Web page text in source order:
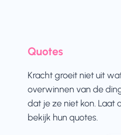
Quotes
Kracht groeit niet uit
overwinnen van de
dat je ze niet kon. Laat
bekijk hun quotes.